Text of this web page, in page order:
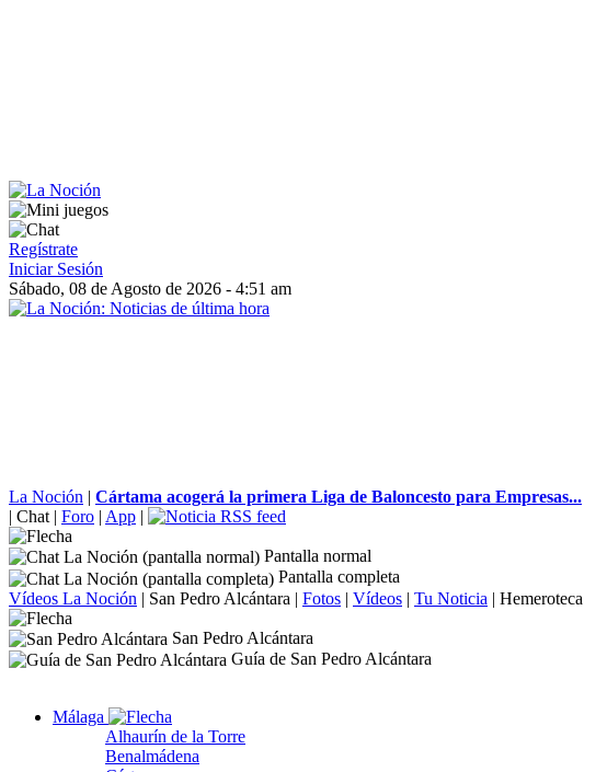
Regístrate
Iniciar Sesión
Sábado, 08 de Agosto de 2026 - 4:51 am
La Noción | Cártama acogerá la primera Liga de Baloncesto para Empresas...
| Chat | Foro | App |
Pantalla normal
Pantalla completa
Vídeos La Noción | San Pedro Alcántara | Fotos | Vídeos | Tu Noticia | Hemeroteca
San Pedro Alcántara
Guía de San Pedro Alcántara
Málaga
Alhaurín de la Torre
Benalmádena